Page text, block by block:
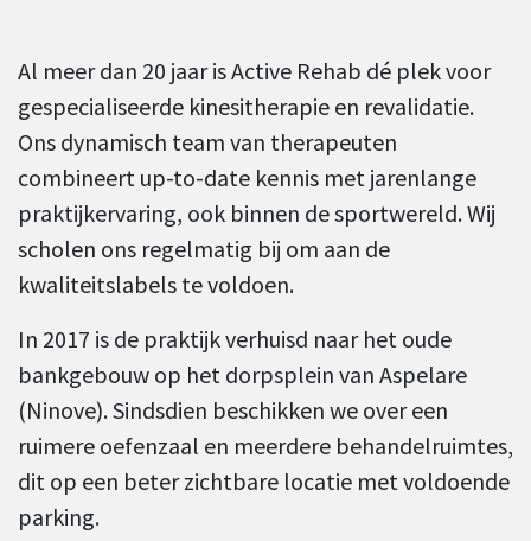
Al meer dan 20 jaar is Active Rehab dé plek voor
gespecialiseerde kinesitherapie en revalidatie.
Ons dynamisch team van therapeuten
combineert up-to-date kennis met jarenlange
praktijkervaring, ook binnen de sportwereld. Wij
scholen ons regelmatig bij om aan de
kwaliteitslabels te voldoen.
In 2017 is de praktijk verhuisd naar het oude
bankgebouw op het dorpsplein van Aspelare
(Ninove). Sindsdien beschikken we over een
ruimere oefenzaal en meerdere behandelruimtes,
dit op een beter zichtbare locatie met voldoende
parking.